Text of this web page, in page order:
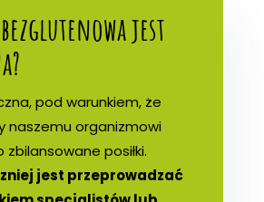
jest
pod warunkiem, że
naszemu organizmowi
posiłki.
jest przeprowadzać